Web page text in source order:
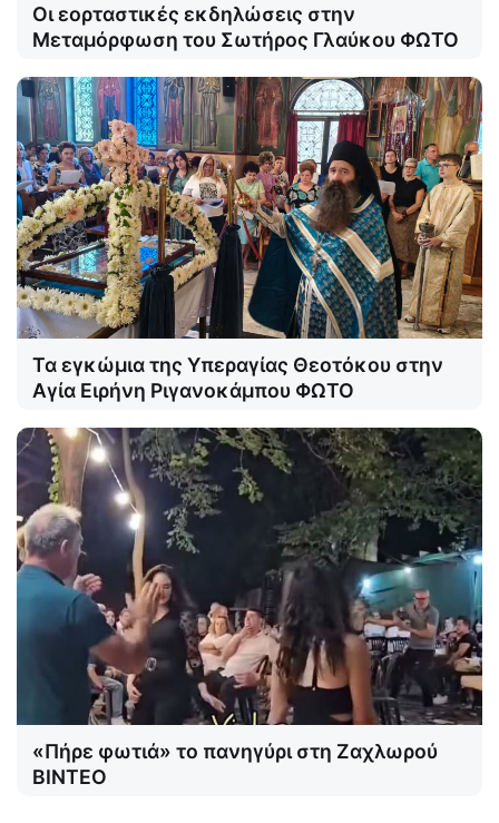
Οι εορταστικές εκδηλώσεις στην
Μεταμόρφωση του Σωτήρος Γλαύκου ΦΩΤΟ
Τα εγκώμια της Υπεραγίας Θεοτόκου στην
Αγία Ειρήνη Ριγανοκάμπου ΦΩΤΟ
«Πήρε φωτιά» το πανηγύρι στη Ζαχλωρού
ΒΙΝΤΕΟ